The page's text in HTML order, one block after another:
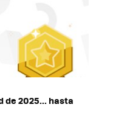
de 2025... hasta